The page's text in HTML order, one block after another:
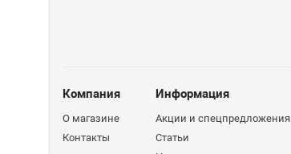
Компания
О магазине
Контакты
Информация
Акции и спецпредложения
Статьи